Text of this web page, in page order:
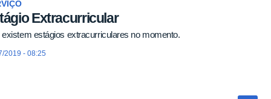
Extracurricular
existem estágios extracurriculares no momento.
2019 - 08:25